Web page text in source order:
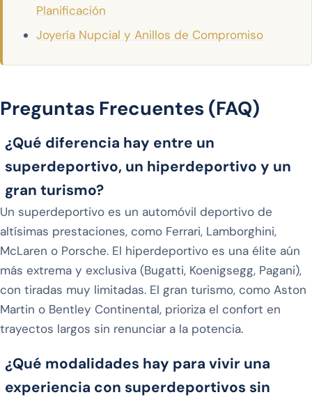
Planificación
Joyería Nupcial y Anillos de Compromiso
Preguntas Frecuentes (FAQ)
¿Qué diferencia hay entre un
superdeportivo, un hiperdeportivo y un
gran turismo?
Un superdeportivo es un automóvil deportivo de
altísimas prestaciones, como Ferrari, Lamborghini,
McLaren o Porsche. El hiperdeportivo es una élite aún
más extrema y exclusiva (Bugatti, Koenigsegg, Pagani),
con tiradas muy limitadas. El gran turismo, como Aston
Martin o Bentley Continental, prioriza el confort en
trayectos largos sin renunciar a la potencia.
¿Qué modalidades hay para vivir una
experiencia con superdeportivos sin